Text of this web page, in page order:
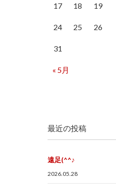
« 5月
17 18 19
24 25 26
31
最近の投稿
遠足(^^♪
2026.05.28